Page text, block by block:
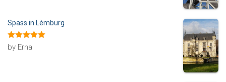
Spass in Lèmburg
Rated5out
of 5
by Erna